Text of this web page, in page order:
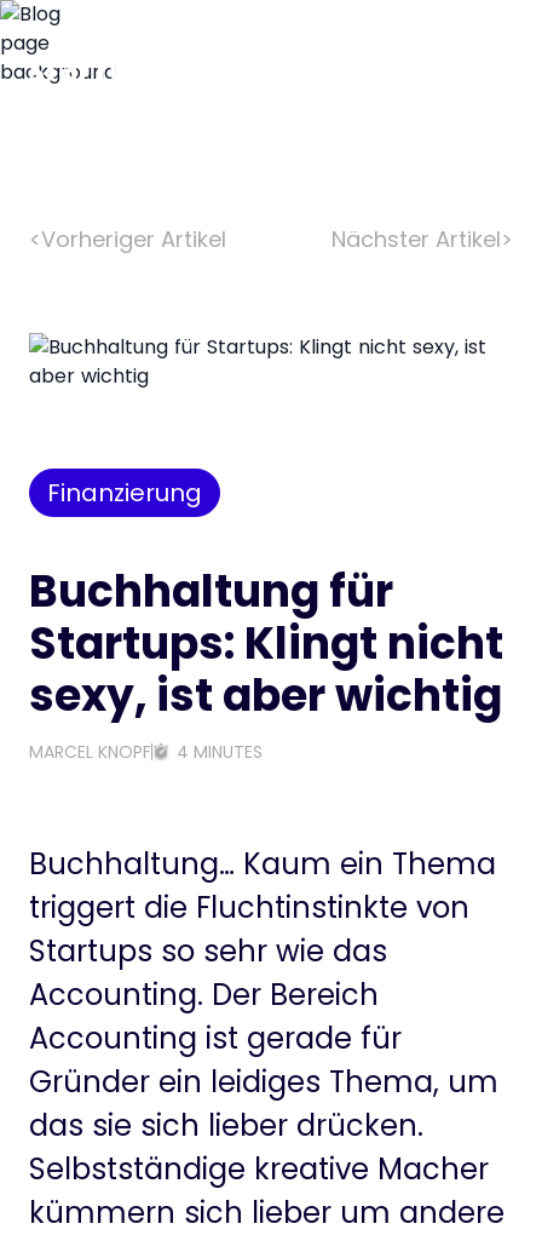
<Vorheriger Artikel Nächster Artikel>
Finanzierung
Buchhaltung für
Startups: Klingt nicht
sexy, ist aber wichtig
MARCEL KNOPF 4 MINUTES
Buchhaltung… Kaum ein Thema
triggert die Fluchtinstinkte von
Startups so sehr wie das
Accounting. Der Bereich
Accounting ist gerade für
Gründer ein leidiges Thema, um
das sie sich lieber drücken.
Selbstständige kreative Macher
kümmern sich lieber um andere